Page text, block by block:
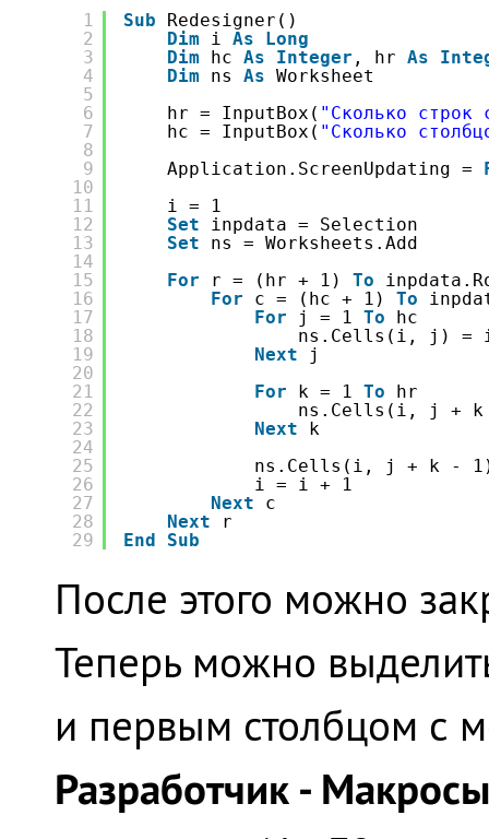
1
2
3
4
5
6
7
8
9
10
11
12
13
14
15
16
17
18
19
20
21
22
23
24
25
26
27
28
29
Sub
Redesigner()
Dim
i As
Long
Dim
hc As Integer , hr As
Dim
ns As Worksheet
hr = InputBox( "Сколько строк
hc = InputBox( "Сколько
Application.ScreenUpdating =
i = 1
Set
inpdata = Selection
Set
ns = Worksheets.Add
For
r = (hr + 1) To
For
c = (hc + 1) To
For
j = 1 To
hc
ns.Cells(i, j) =
Next
j
For
k = 1 To
hr
ns.Cells(i, j + k
Next
k
ns.Cells(i, j + k -
i = i + 1
Next
c
Next
r
End
Sub
После этого можно
Теперь можно
и первым столбцом с
Разработчик -